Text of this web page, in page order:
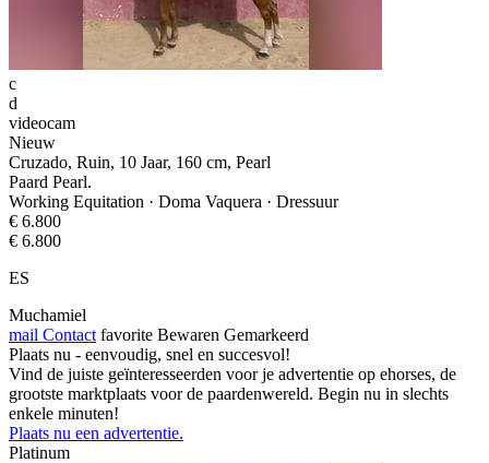
c
d
videocam
Nieuw
Cruzado, Ruin, 10 Jaar, 160 cm, Pearl
Paard Pearl.
Working Equitation · Doma Vaquera · Dressuur
€ 6.800
€ 6.800
ES
Muchamiel
mail Contact favorite Bewaren Gemarkeerd
Plaats nu - eenvoudig, snel en succesvol!
Vind de juiste geïnteresseerden voor je advertentie op ehorses, de
grootste marktplaats voor de paardenwereld. Begin nu in slechts
enkele minuten!
Plaats nu een advertentie.
Platinum